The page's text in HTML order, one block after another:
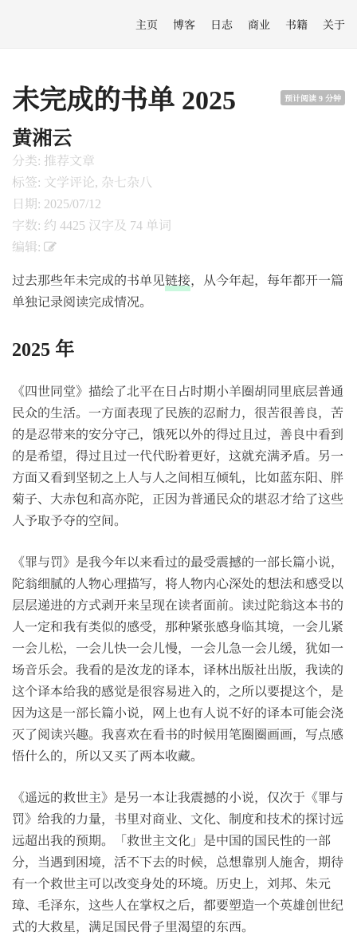
主页 博客 日志 商业 书籍 关于
预计阅读 9 分钟
未完成的书单 2025
黄湘云
分类: 推荐文章
标签: 文学评论, 杂七杂八
日期: 2025/07/12
字数: 约 4425 汉字及 74 单词
编辑:
过去那些年未完成的书单见链接，从今年起，每年都开一篇
单独记录阅读完成情况。
2025 年
《四世同堂》描绘了北平在日占时期小羊圈胡同里底层普通
民众的生活。一方面表现了民族的忍耐力，很苦很善良，苦
的是忍带来的安分守己，饿死以外的得过且过，善良中看到
的是希望，得过且过一代代盼着更好，这就充满矛盾。另一
方面又看到坚韧之上人与人之间相互倾轧，比如蓝东阳、胖
菊子、大赤包和高亦陀，正因为普通民众的堪忍才给了这些
人予取予夺的空间。
《罪与罚》是我今年以来看过的最受震撼的一部长篇小说，
陀翁细腻的人物心理描写，将人物内心深处的想法和感受以
层层递进的方式剥开来呈现在读者面前。读过陀翁这本书的
人一定和我有类似的感受，那种紧张感身临其境，一会儿紧
一会儿松，一会儿快一会儿慢，一会儿急一会儿缓，犹如一
场音乐会。我看的是汝龙的译本，译林出版社出版，我读的
这个译本给我的感觉是很容易进入的，之所以要提这个，是
因为这是一部长篇小说，网上也有人说不好的译本可能会浇
灭了阅读兴趣。我喜欢在看书的时候用笔圈圈画画，写点感
悟什么的，所以又买了两本收藏。
《遥远的救世主》是另一本让我震撼的小说，仅次于《罪与
罚》给我的力量，书里对商业、文化、制度和技术的探讨远
远超出我的预期。「救世主文化」是中国的国民性的一部
分，当遇到困境，活不下去的时候，总想靠别人施舍，期待
有一个救世主可以改变身处的环境。历史上，刘邦、朱元
璋、毛泽东，这些人在掌权之后，都要塑造一个英雄创世纪
式的大救星，满足国民骨子里渴望的东西。